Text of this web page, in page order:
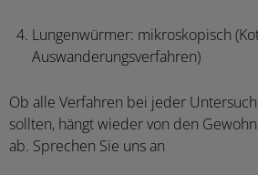
Lungenwürmer: mikroskopisch
Auswanderungsverfahren)
Ob alle Verfahren bei jeder
sollten, hängt wieder von den
ab. Sprechen Sie uns an